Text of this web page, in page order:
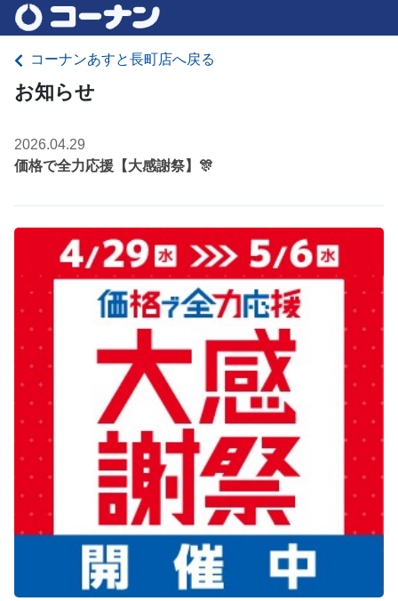
コーナンあすと長町店へ戻る
お知らせ
2026.04.29
価格で全力応援【大感謝祭】🎊